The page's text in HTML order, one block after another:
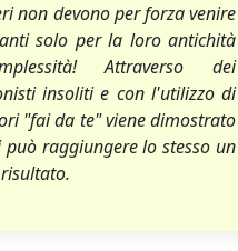
non devono per forza venire
solo per la loro antichità
Attraverso dei
insoliti e con l'utilizzo di
"fai da te" viene dimostrato
può raggiungere lo stesso un